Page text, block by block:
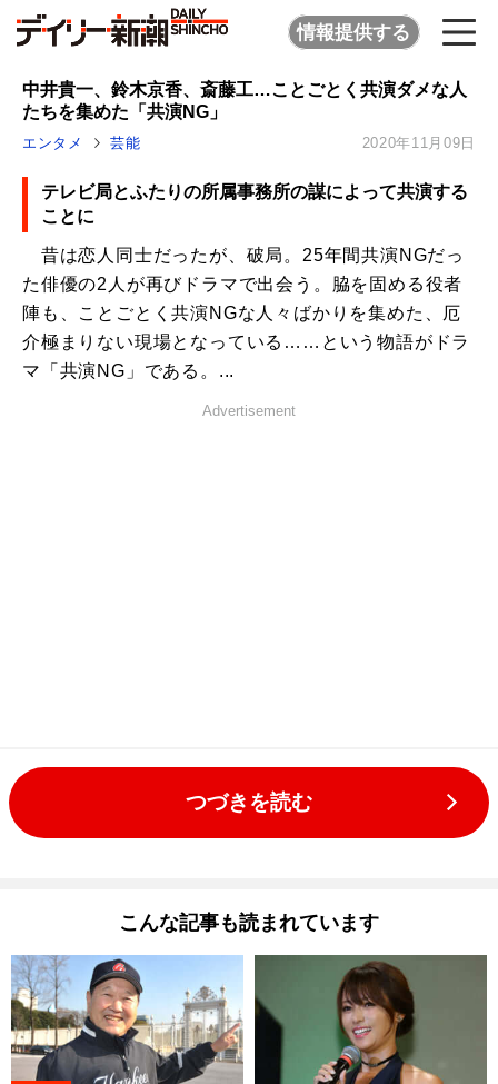
情報提供する
中井貴一、鈴木京香、斎藤工…ことごとく共演ダメな人
たちを集めた「共演NG」
エンタメ 芸能 2020年11月09日
テレビ局とふたりの所属事務所の謀によって共演する
ことに
昔は恋人同士だったが、破局。25年間共演NGだっ
た俳優の2人が再びドラマで出会う。脇を固める役者
陣も、ことごとく共演NGな人々ばかりを集めた、厄
介極まりない現場となっている……という物語がドラ
マ「共演NG」である。...
Advertisement
つづきを読む
こんな記事も読まれています